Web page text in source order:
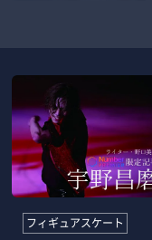
フィギュアスケート